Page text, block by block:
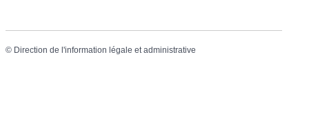
© Direction de l'information légale et administrative